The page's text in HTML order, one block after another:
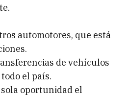
automotores, que está
de vehículos
el país.
oportunidad el